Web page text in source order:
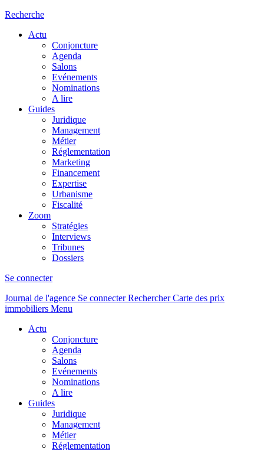
Recherche
Actu
Conjoncture
Agenda
Salons
Evénements
Nominations
A lire
Guides
Juridique
Management
Métier
Réglementation
Marketing
Financement
Expertise
Urbanisme
Fiscalité
Zoom
Stratégies
Interviews
Tribunes
Dossiers
Se connecter
Journal de l'agence Se connecterRechercher Carte des prix
immobiliers Menu
Actu
Conjoncture
Agenda
Salons
Evénements
Nominations
A lire
Guides
Juridique
Management
Métier
Réglementation